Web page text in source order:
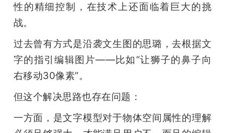
性的精细控制，在技术上还面临着巨大的挑
战。
过去曾有方式是沿袭文生图的思璐，去根据文
字的指引编辑图片——比如“让狮子的鼻子向
右移动30像素”。
但这个解决思路也存在问题：
一方面，是文字模型对于物体空间属性的理解